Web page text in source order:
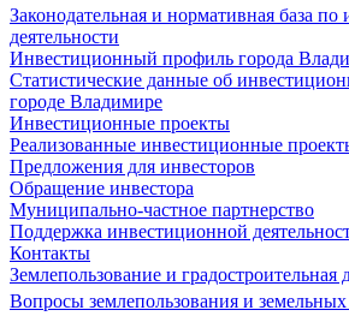
Законодательная и нормативная база
деятельности
Инвестиционный профиль города
Статистические данные об
городе Владимире
Инвестиционные проекты
Реализованные инвестиционные
Предложения для инвесторов
Обращение инвестора
Муниципально-частное партнерство
Поддержка инвестиционной
Контакты
Землепользование и градостроительная
Вопросы землепользования и